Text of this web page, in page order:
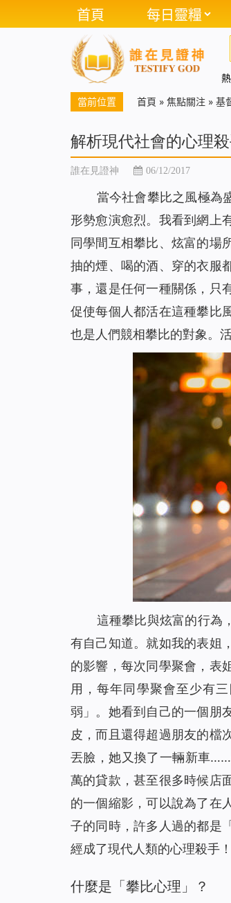
首頁 每日靈糧
當前位置 首頁 » 焦點關注 » 基
解析現代社會的心理
誰在見證神 06/12/2017
當今社會攀比之風極為
形勢愈演愈烈。我看到網上
同學間互相攀比、炫富的場
抽的煙、喝的酒、穿的衣服
事，還是任何一種關係，只
促使每個人都活在這種攀比
也是人們競相攀比的對象。
這種攀比與炫富的行為
有自己知道。就如我的表姐
的影響，每次同學聚會，表
用，每年同學聚會至少有
弱」。她看到自己的一個朋
皮，而且還得超過朋友的檔
丟臉，她又換了一輛新車
萬的貸款，甚至很多時候店
的一個縮影，可以說為了在
子的同時，許多人過的都是
經成了現代人類的心理殺手！
什麼是「攀比心理」？